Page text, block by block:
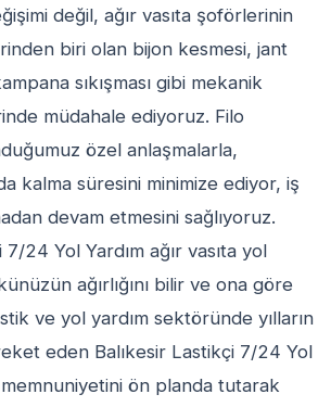
değil, ağır vasıta şoförlerinin
biri olan bijon kesmesi, jant
sıkışması gibi mekanik
müdahale ediyoruz. Filo
özel anlaşmalarla,
kalma süresini minimize ediyor, iş
devam etmesini sağlıyoruz.
24 Yol Yardım ağır vasıta yol
ağırlığını bilir ve ona göre
ve yol yardım sektöründe yılların
eden Balıkesir Lastikçi 7/24 Yol
ön planda tutarak